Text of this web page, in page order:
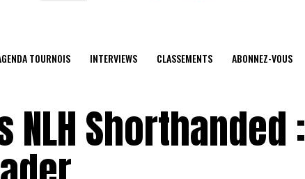
TOURNOIS INTERVIEWS CLASSEMENTS ABONNEZ-VOUS
Shorthanded :